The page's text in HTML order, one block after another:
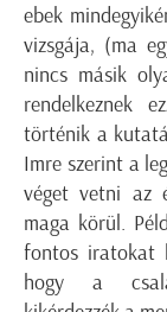
ebek
vizsgája, (ma
nincs másik
rendelkeznek
történik a
Imre szerint a
véget vetni az
maga körül.
fontos iratokat
hogy a